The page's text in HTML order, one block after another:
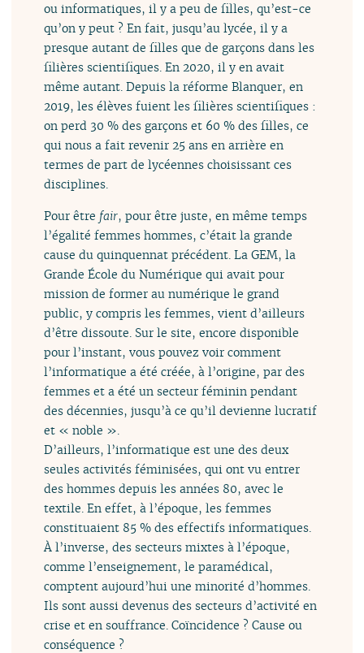
ou informatiques, il y a peu de filles, qu’est-ce
qu’on y peut ? En fait, jusqu’au lycée, il y a
presque autant de filles que de garçons dans les
filières scientifiques. En 2020, il y en avait
même autant. Depuis la réforme Blanquer, en
2019, les élèves fuient les filières scientifiques :
on perd 30 % des garçons et 60 % des filles, ce
qui nous a fait revenir 25 ans en arrière en
termes de part de lycéennes choisissant ces
disciplines.
Pour être fair, pour être juste, en même temps
l’égalité femmes hommes, c’était la grande
cause du quinquennat précédent. La GEM, la
Grande École du Numérique qui avait pour
mission de former au numérique le grand
public, y compris les femmes, vient d’ailleurs
d’être dissoute. Sur le site, encore disponible
pour l’instant, vous pouvez voir comment
l’informatique a été créée, à l’origine, par des
femmes et a été un secteur féminin pendant
des décennies, jusqu’à ce qu’il devienne lucratif
et « noble ».
D’ailleurs, l’informatique est une des deux
seules activités féminisées, qui ont vu entrer
des hommes depuis les années 80, avec le
textile. En effet, à l’époque, les femmes
constituaient 85 % des effectifs informatiques.
À l’inverse, des secteurs mixtes à l’époque,
comme l’enseignement, le paramédical,
comptent aujourd’hui une minorité d’hommes.
Ils sont aussi devenus des secteurs d’activité en
crise et en souffrance. Coïncidence ? Cause ou
conséquence ?